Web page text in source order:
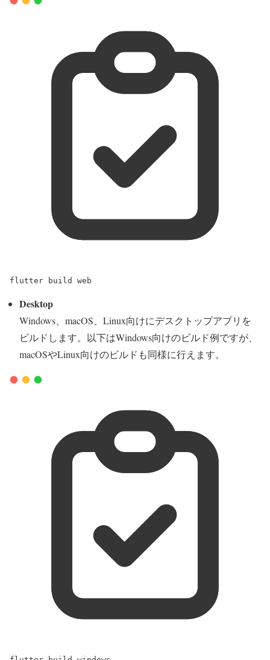
flutter build web
Desktop
Windows、macOS、Linux向けにデスクトップアプリを
ビルドします。以下はWindows向けのビルド例ですが、
macOSやLinux向けのビルドも同様に行えます。